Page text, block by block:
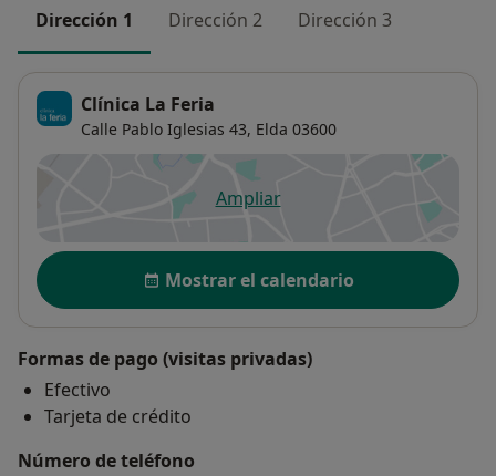
Dirección 1 Dirección 2 Dirección 3
Clínica La Feria
Calle Pablo Iglesias 43, Elda 03600
Ampliarse abre en una nueva
Disponibilidad
Mostrar el calendario
Formas de pago (visitas privadas)
Efectivo
Tarjeta de crédito
Número de teléfono